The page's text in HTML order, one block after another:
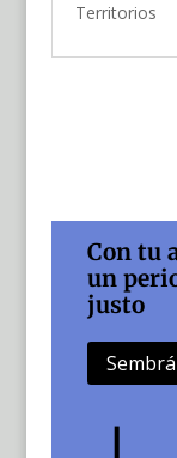
Territorios
Con tu
un
justo